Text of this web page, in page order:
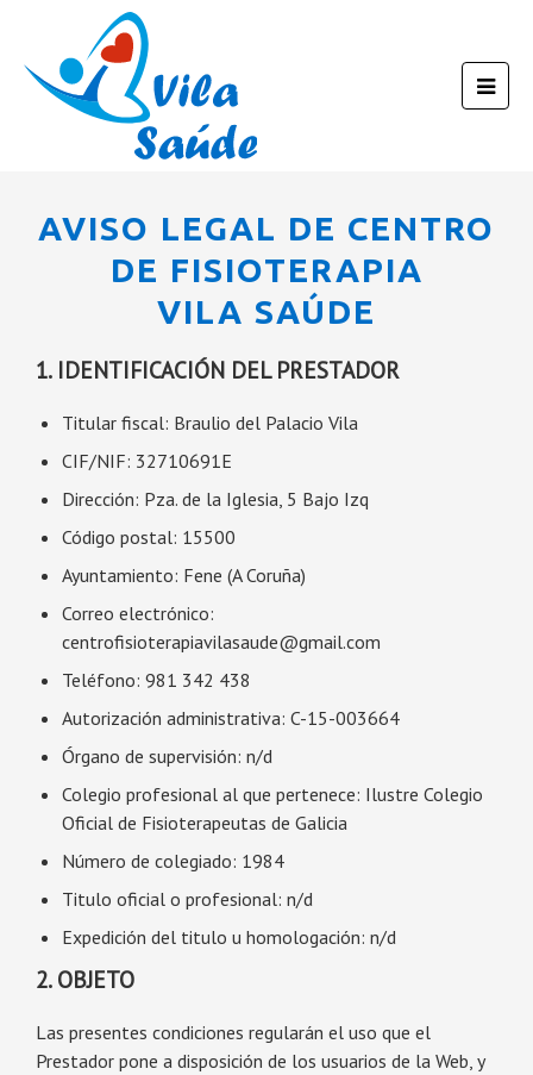
AVISO LEGAL DE CENTRO
DE FISIOTERAPIA
VILA SAÚDE
1. IDENTIFICACIÓN DEL PRESTADOR
Titular fiscal: Braulio del Palacio Vila
CIF/NIF: 32710691E
Dirección: Pza. de la Iglesia, 5 Bajo Izq
Código postal: 15500
Ayuntamiento: Fene (A Coruña)
Correo electrónico:
centrofisioterapiavilasaude@gmail.com
Teléfono: 981 342 438
Autorización administrativa: C-15-003664
Órgano de supervisión: n/d
Colegio profesional al que pertenece: Ilustre Colegio
Oficial de Fisioterapeutas de Galicia
Número de colegiado: 1984
Titulo oficial o profesional: n/d
Expedición del titulo u homologación: n/d
2. OBJETO
Las presentes condiciones regularán el uso que el
Prestador pone a disposición de los usuarios de la Web, y